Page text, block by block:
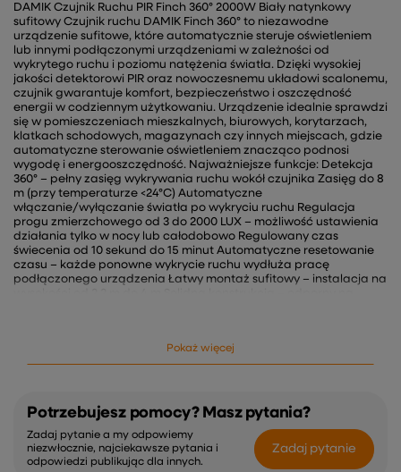
DAMIK Czujnik Ruchu PIR Finch 360° 2000W Biały natynkowy
sufitowy Czujnik ruchu DAMIK Finch 360° to niezawodne
urządzenie sufitowe, które automatycznie steruje oświetleniem
lub innymi podłączonymi urządzeniami w zależności od
wykrytego ruchu i poziomu natężenia światła. Dzięki wysokiej
jakości detektorowi PIR oraz nowoczesnemu układowi scalonemu,
czujnik gwarantuje komfort, bezpieczeństwo i oszczędność
energii w codziennym użytkowaniu. Urządzenie idealnie sprawdzi
się w pomieszczeniach mieszkalnych, biurowych, korytarzach,
klatkach schodowych, magazynach czy innych miejscach, gdzie
automatyczne sterowanie oświetleniem znacząco podnosi
wygodę i energooszczędność. Najważniejsze funkcje: Detekcja
360° – pełny zasięg wykrywania ruchu wokół czujnika Zasięg do 8
m (przy temperaturze <24°C) Automatyczne
włączanie/wyłączanie światła po wykryciu ruchu Regulacja
progu zmierzchowego od 3 do 2000 LUX – możliwość ustawienia
działania tylko w nocy lub całodobowo Regulowany czas
świecenia od 10 sekund do 15 minut Automatyczne resetowanie
czasu – każde ponowne wykrycie ruchu wydłuża pracę
podłączonego urządzenia Łatwy montaż sufitowy – instalacja na
Kąt detekcji: 360° Zasięg detekcji: do 8 m Czas opóźnienia: 10 s ± 3
s – 15 min ± 2 min (regulowany) Próg zmierzchowy: 3–2000
4 m Prędkość wykrywanego ruchu: 0,6–1,5 m/s Kolor: Czarny
Zastosowanie: oświetlenie korytarzy i klatek schodowych
pomieszczenia biurowe i socjalne garaże, piwnice i magazyny
domowe wnętrza – kuchnia, łazienka, hol Czujnik DAMIK Finch
360° to praktyczne rozwiązanie dla osób, które chcą
Pokaż więcej
Potrzebujesz pomocy? Masz pytania?
Zadaj pytanie a my odpowiemy
niezwłocznie, najciekawsze pytania i
odpowiedzi publikując dla innych.
Zadaj pytanie